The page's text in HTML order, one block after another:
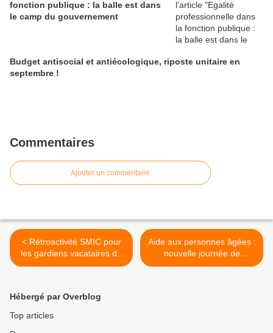
fonction publique : la balle est dans
le camp du gouvernement
Budget antisocial et antiécologique, riposte unitaire en
septembre !
Commentaires
Ajouter un commentaire
< Rétroactivité SMIC pour
les gardiens vacataires de
la DASCO : énorme
Aide aux personnes âgées :
nouvelle journée de
mobilisation syndicale le 8
Hébergé par Overblog
Top articles